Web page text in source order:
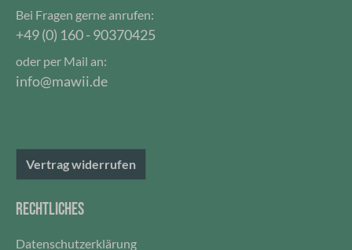
Bei Fragen gerne anrufen:
+49 (0) 160 - 90370425
oder per Mail an:
info@mawii.de
Vertrag widerrufen
RECHTLICHES
Datenschutzerklärung